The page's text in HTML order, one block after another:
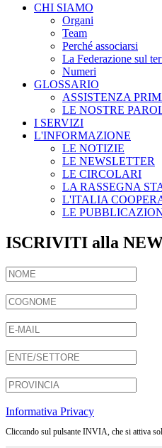
CHI SIAMO
Organi
Team
Perché associarsi
La Federazione sul
Numeri
GLOSSARIO
ASSISTENZA
LE NOSTRE
I SERVIZI
L'INFORMAZIONE
LE NOTIZIE
LE NEWSLETTER
LE CIRCOLARI
LA RASSEGNA
L'ITALIA
LE
ISCRIVITI alla
Informativa Privacy
Cliccando sul pulsante INVIA, che si attiva